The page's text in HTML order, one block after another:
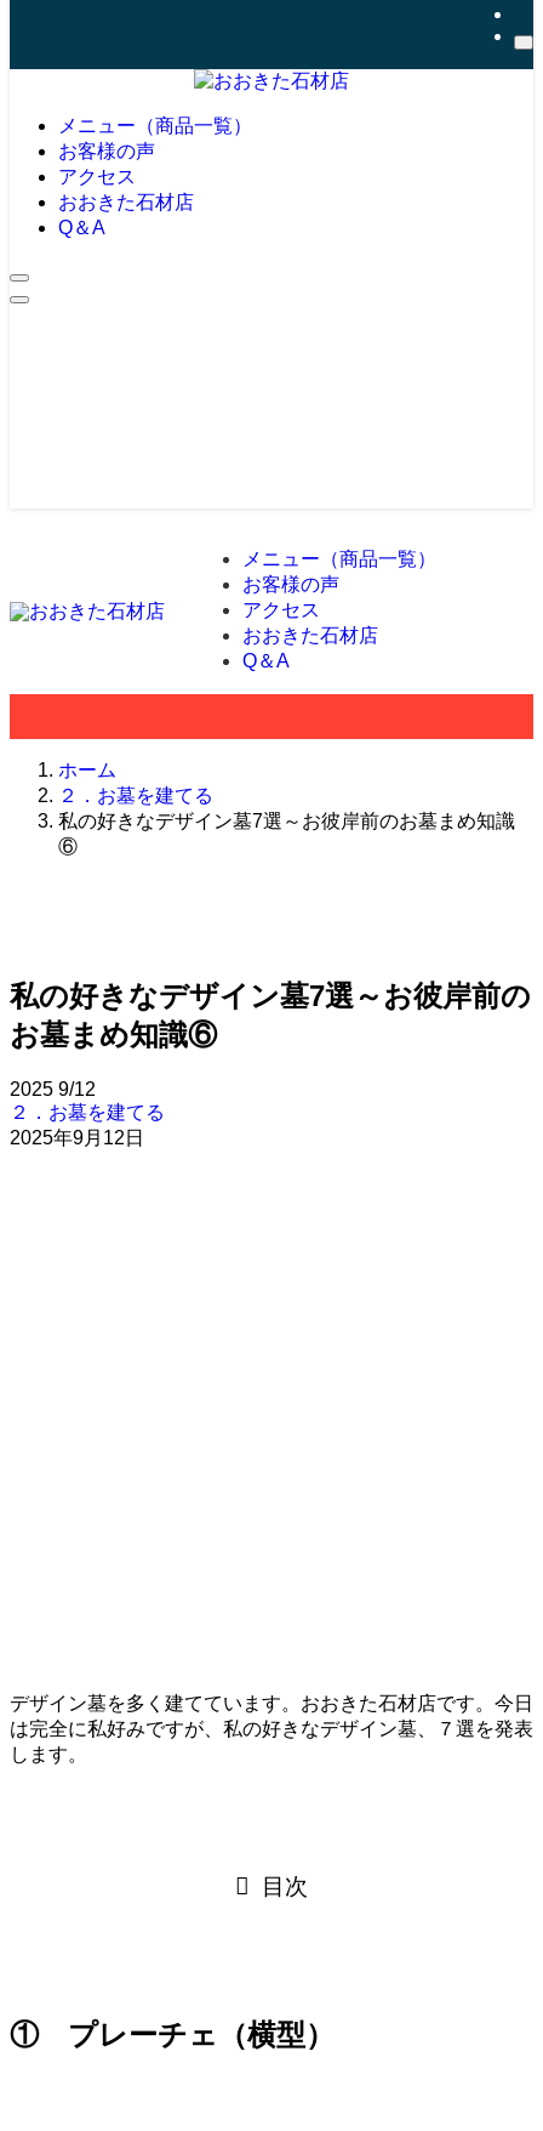
メニュー（商品一覧）
お客様の声
アクセス
おおきた石材店
Q＆A
メニュー（商品一覧）
お客様の声
アクセス
おおきた石材店
Q＆A
ホーム
２．お墓を建てる
私の好きなデザイン墓7選～お彼岸前のお墓まめ知識
⑥
私の好きなデザイン墓7選～お彼岸前の
お墓まめ知識⑥
2025 9/12
２．お墓を建てる
2025年9月12日
デザイン墓を多く建てています。おおきた石材店です。今日
は完全に私好みですが、私の好きなデザイン墓、７選を発表
します。
目次
① プレーチェ（横型）